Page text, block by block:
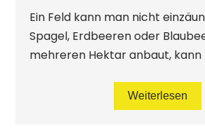
Ein Feld kann man nicht
Spagel, Erdbeeren oder
mehreren Hektar anbaut, kann
Weiterlesen